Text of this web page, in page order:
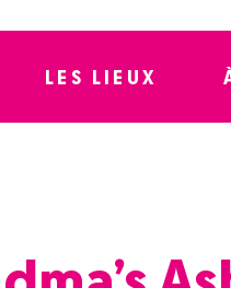
LES LIEUX